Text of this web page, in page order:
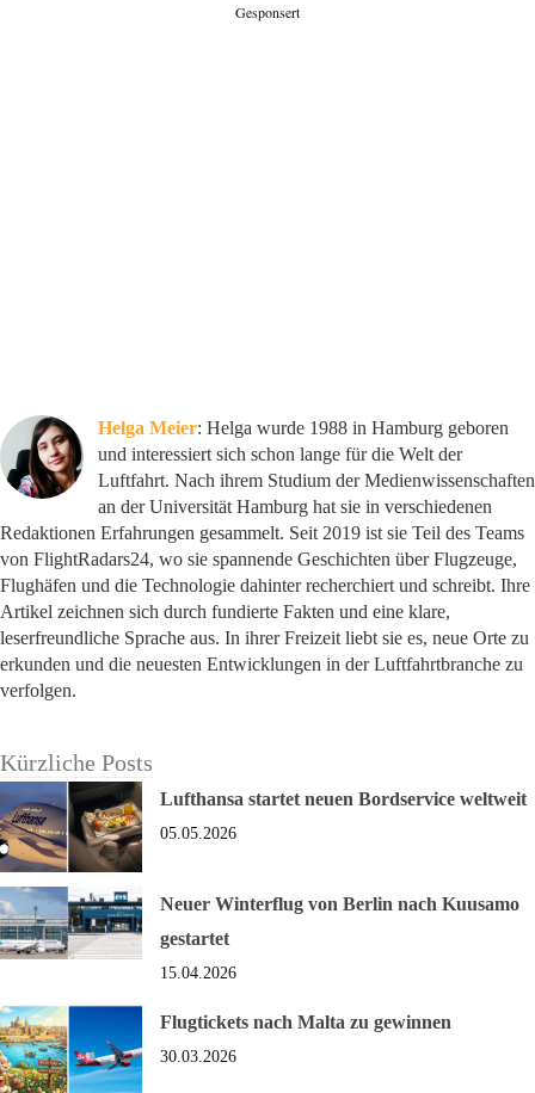
Gesponsert
Helga Meier: Helga wurde 1988 in Hamburg geboren
und interessiert sich schon lange für die Welt der
Luftfahrt. Nach ihrem Studium der Medienwissenschaften
an der Universität Hamburg hat sie in verschiedenen
Redaktionen Erfahrungen gesammelt. Seit 2019 ist sie Teil des Teams
von FlightRadars24, wo sie spannende Geschichten über Flugzeuge,
Flughäfen und die Technologie dahinter recherchiert und schreibt. Ihre
Artikel zeichnen sich durch fundierte Fakten und eine klare,
leserfreundliche Sprache aus. In ihrer Freizeit liebt sie es, neue Orte zu
erkunden und die neuesten Entwicklungen in der Luftfahrtbranche zu
verfolgen.
Kürzliche Posts
Lufthansa startet neuen Bordservice weltweit
05.05.2026
Neuer Winterflug von Berlin nach Kuusamo
gestartet
15.04.2026
Flugtickets nach Malta zu gewinnen
30.03.2026